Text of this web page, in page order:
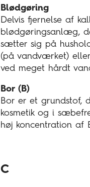
Blødgøring
Delvis fjernelse af
blødgøringsanlæg,
sætter sig på
(på vandværket)
ved meget hårdt
Bor (B)
Bor er et grundstof,
kosmetik og i
høj koncentration af
C